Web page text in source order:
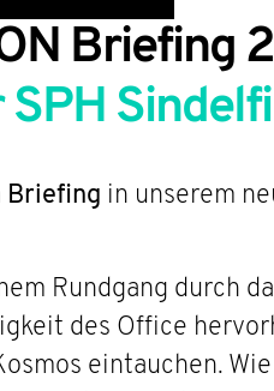
Briefing
SPH
Briefing in unserem
Rundgang durch
des Office
eintauchen.